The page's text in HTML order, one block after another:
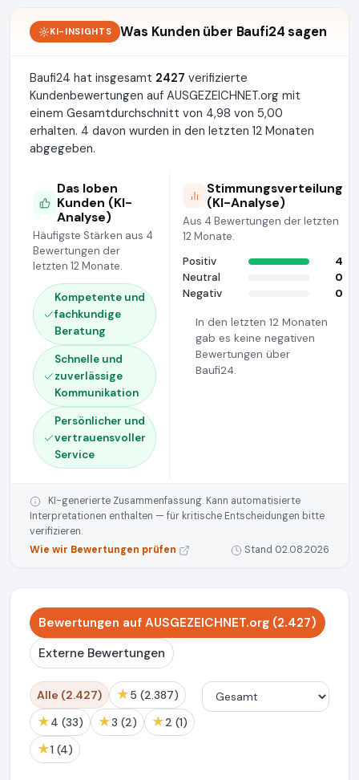
KI-INSIGHTS Was Kunden über Baufi24 sagen
Baufi24 hat insgesamt 2427 verifizierte
Kundenbewertungen auf AUSGEZEICHNET.org mit
einem Gesamtdurchschnitt von 4,98 von 5,00
erhalten. 4 davon wurden in den letzten 12 Monaten
abgegeben.
Das loben
Kunden (KI-
Analyse)
Häufigste Stärken aus 4
Bewertungen der
letzten 12 Monate.
Kompetente und
fachkundige
Beratung
Schnelle und
zuverlässige
Kommunikation
Persönlicher und
vertrauensvoller
Service
Stimmungsverteilung
(KI-Analyse)
Aus 4 Bewertungen der letzten
12 Monate.
Positiv
4
Neutral
0
Negativ
0
In den letzten 12 Monaten
gab es keine negativen
Bewertungen über
Baufi24.
KI-generierte Zusammenfassung. Kann automatisierte
Interpretationen enthalten — für kritische Entscheidungen bitte
verifizieren.
Wie wir Bewertungen prüfen
Stand 02.08.2026
Bewertungen auf AUSGEZEICHNET.org (2.427)
Externe Bewertungen
Alle (2.427) ★ 5 (2.387)
★ 4 (33) ★ 3 (2) ★ 2 (1)
★ 1 (4)